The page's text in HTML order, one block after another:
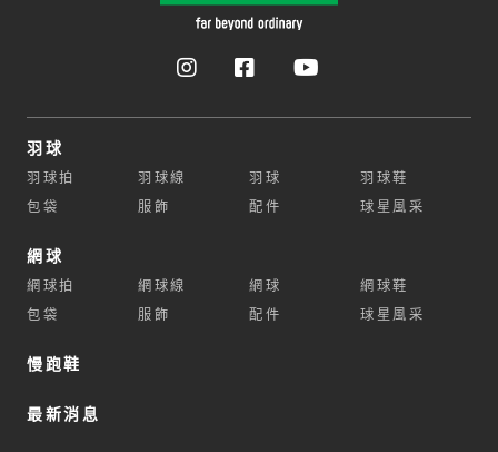
羽球
羽球拍 羽球線 羽球
羽球鞋
包袋
服飾 配件 球星風采
網球
網球拍 網球線 網球
網球鞋
包袋
服飾 配件 球星風采
慢跑鞋
最新消息